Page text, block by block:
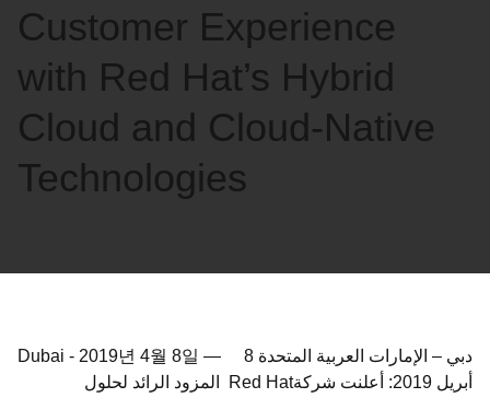
Customer Experience
with Red Hat’s Hybrid
Cloud and Cloud-Native
Technologies
Dubai - 2019년 4월 8일 —
دبي – الإمارات العربية المتحدة 8
أبريل 2019: أعلنت شركةRed Hat المزود الرائد لحلول